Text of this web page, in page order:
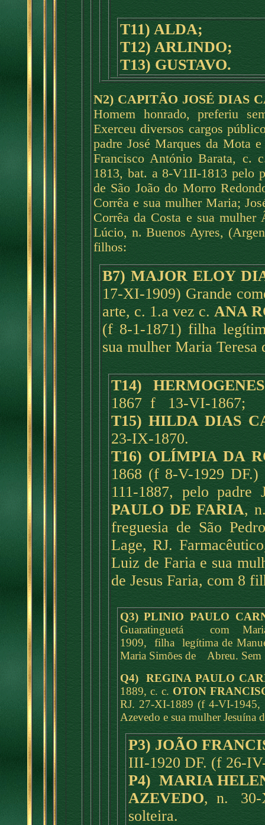
T11) ALDA;
T12) ARLINDO;
T13) GUSTAVO.
N2) CAPITÃO JOSÉ DIAS
Homem honrado, preferiu
Exerceu diversos cargos
padre José Marques da Mota
Francisco António Barata, c.
1813, bat. a 8-V1II-1813 pelo
de São João do Morro
Corrêa e sua mulher Maria;
Corrêa da Costa e sua mulher
Lúcio, n. Buenos Ayres,
filhos:
B7) MAJOR ELOY
17-XI-1909) Grande
arte, c. 1.a vez c. ANA
(f 8-1-1871) filha
sua mulher Maria
T14)
1867 f 13-VI-1867;
T15) HILDA DIAS
23-IX-1870.
T16) OLÍMPIA DA
1868 (f 8-V-1929
111-1887, pelo
PAULO DE FARIA,
freguesia de São
Lage, RJ.
Luiz de Faria e sua
de Jesus Faria, com 8
Q3) PLINIO PAULO
Guaratinguetá com
1909, filha legítima de
Maria Simões de Abreu. Sem
Q4) REGINA PAULO
1889, c. c. OTON
RJ. 27-XI-1889 (f 4-VI-1945,
Azevedo e sua mulher
P3) JOÃO
III-1920 DF. (f 26-
P4) MARIA
AZEVEDO, n. 30-
solteira.